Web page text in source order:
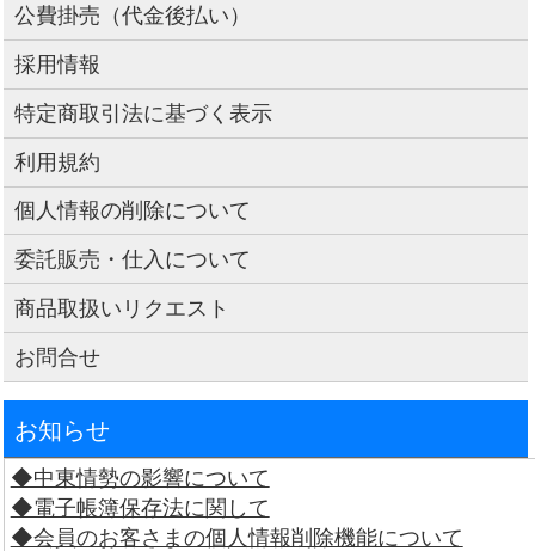
公費掛売（代金後払い）
採用情報
特定商取引法に基づく表示
利用規約
個人情報の削除について
委託販売・仕入について
商品取扱いリクエスト
お問合せ
お知らせ
◆中東情勢の影響について
◆電子帳簿保存法に関して
◆会員のお客さまの個人情報削除機能について